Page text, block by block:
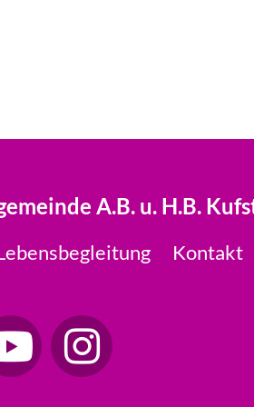
A.B. u. H.B.
Kontakt